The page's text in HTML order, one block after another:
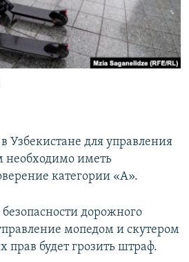
в Узбекистане для управления
необходимо иметь
категории «А».
дорожного
мопедом и скутером
прав будет грозить штраф.